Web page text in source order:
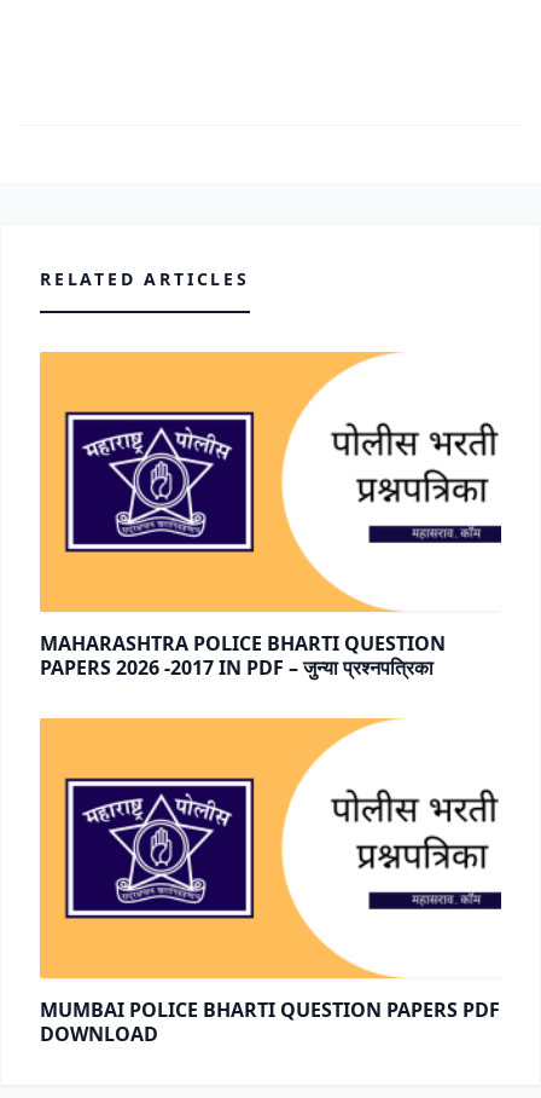
RELATED ARTICLES
MAHARASHTRA POLICE BHARTI QUESTION
PAPERS 2026 -2017 IN PDF – जुन्या प्रश्नपत्रिका
MUMBAI POLICE BHARTI QUESTION PAPERS PDF
DOWNLOAD